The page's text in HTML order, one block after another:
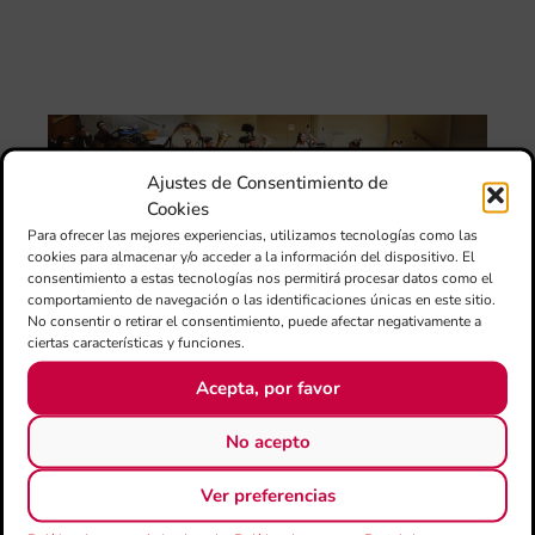
Ajustes de Consentimiento de
Cookies
Para ofrecer las mejores experiencias, utilizamos tecnologías como las
cookies para almacenar y/o acceder a la información del dispositivo. El
consentimiento a estas tecnologías nos permitirá procesar datos como el
comportamiento de navegación o las identificaciones únicas en este sitio.
No consentir o retirar el consentimiento, puede afectar negativamente a
ciertas características y funciones.
Acepta, por favor
No acepto
Ver preferencias